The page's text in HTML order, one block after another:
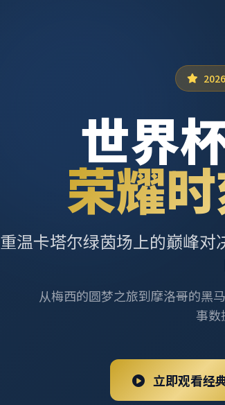
世界
荣耀
重温卡塔尔绿茵场上的巅峰
从梅西的圆梦之旅到摩洛哥的黑
事数
立即观看经